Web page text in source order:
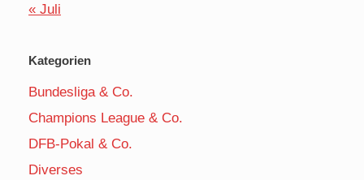
« Juli
Kategorien
Bundesliga & Co.
Champions League & Co.
DFB-Pokal & Co.
Diverses